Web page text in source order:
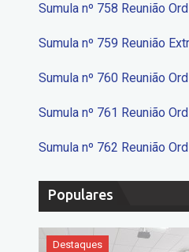
Sumula nº 758 Reunião
Sumula nº 759 Reunião
Sumula nº 760 Reunião
Sumula nº 761 Reunião
Sumula nº 762 Reunião
Populares
Destaques